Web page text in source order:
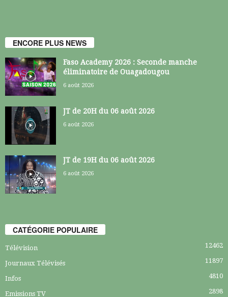
ENCORE PLUS NEWS
Faso Academy 2026 : Seconde manche
éliminatoire de Ouagadougou
6 août 2026
JT de 20H du 06 août 2026
6 août 2026
JT de 19H du 06 août 2026
6 août 2026
CATÉGORIE POPULAIRE
Télévision 12462
Journaux Télévisés 11897
Infos 4810
Emissions TV 2898